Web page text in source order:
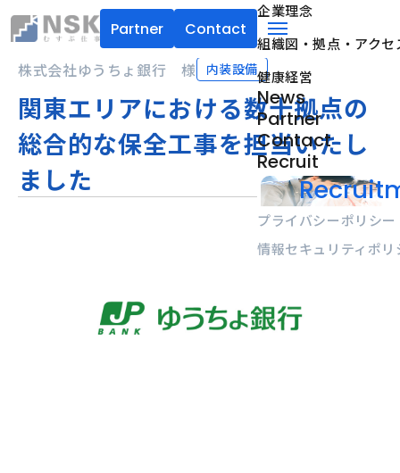
NSK株式会社
Partner Contact
menu
企業理念
組織図・拠点・アクセ
健康経営
News
Partner
Contact
Recruit
プライバシーポリシー
情報セキュリティポリ
株式会社ゆうちょ銀行 様 内装設備
関東エリアにおける数十拠点の
総合的な保全工事を担当いたし
ました